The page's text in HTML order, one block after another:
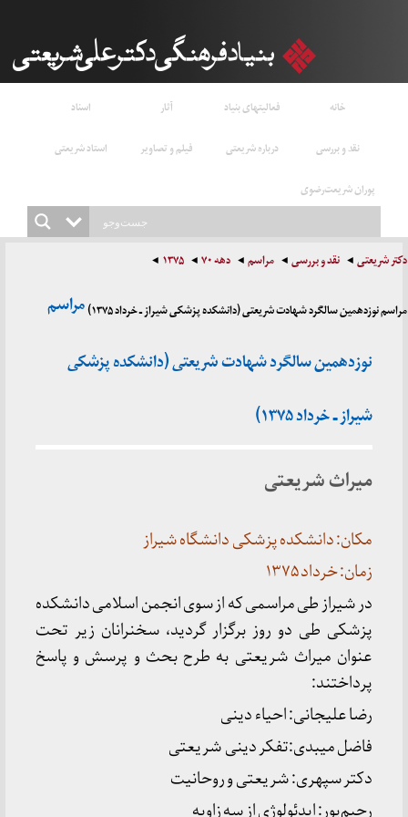
خانه فعالیتهای بنیاد آثار
اسناد
نقد و بررسی
درباره شریعتی فیلم و تصاویر
استاد شریعتی
پوران شریعت‌رضوی
دکتر شریعتی نقد و بررسی مراسم دهه ۷۰ ۱۳۷۵
مراسم نوزدهمین سالگرد شهادت شریعتی (دانشکده پزشکی شیراز ـ خرداد ۱۳۷۵)
مراسم
نوزدهمین سالگرد شهادت شریعتی (دانشکده پزشکی
شیراز ـ خرداد ۱۳۷۵)
میراث شریعتی
مکان: دانشکده پزشکی دانشگاه شیراز
زمان: خرداد ۱۳۷۵
در شیراز طی مراسمی که از سوی انجمن اسلامی دانشکده
پزشکی طی دو روز برگزار گردید، سخنرانان زیر تحت
عنوان میراث شریعتی به طرح بحث و پرسش و پاسخ
پرداختند:
رضا علیجانی: احیاء دینی
فاضل میبدی:تفکر دینی شریعتی
دکتر سپهری: شریعتی و روحانیت
رحیم‌پور: ایدئولوژی از سه زاویه